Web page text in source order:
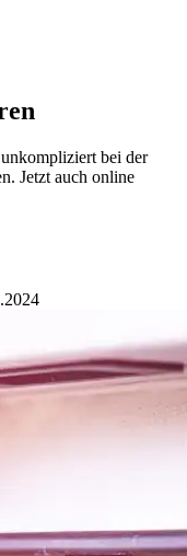
bei der
Jetzt auch online